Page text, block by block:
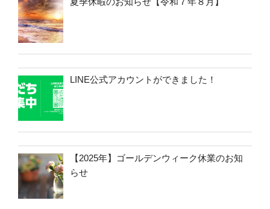
LINE公式アカウントができました！
【2025年】ゴールデンウィーク休業のお知
らせ